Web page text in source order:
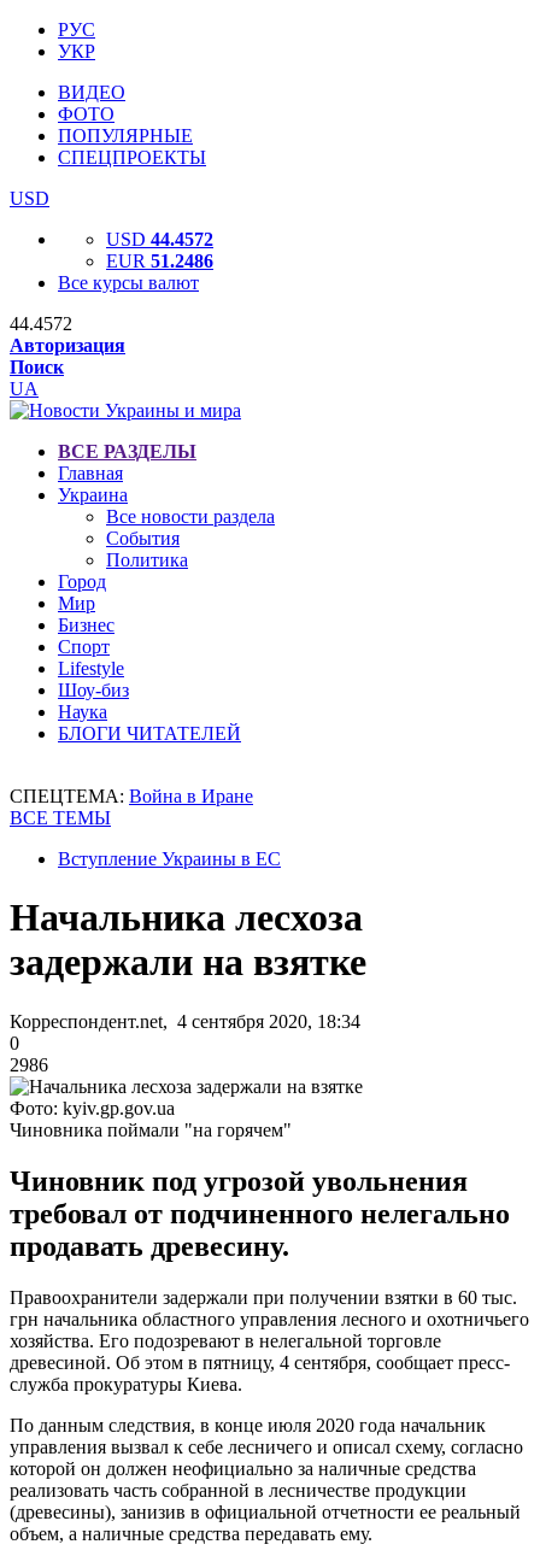
РУС
УКР
ВИДЕО
ФОТО
ПОПУЛЯРНЫЕ
СПЕЦПРОЕКТЫ
USD
USD 44.4572
EUR 51.2486
Все курсы валют
44.4572
Авторизация
Поиск
UA
ВСЕ РАЗДЕЛЫ
Главная
Украина
Все новости раздела
События
Политика
Город
Мир
Бизнес
Спорт
Lifestyle
Шоу-биз
Наука
БЛОГИ ЧИТАТЕЛЕЙ
СПЕЦТЕМА: Война в Иране
ВСЕ ТЕМЫ
Вступление Украины в ЕС
Начальника лесхоза
задержали на взятке
Корреспондент.net, 4 сентября 2020, 18:34
0
2986
Фото: kyiv.gp.gov.ua
Чиновника поймали "на горячем"
Чиновник под угрозой увольнения
требовал от подчиненного нелегально
продавать древесину.
Правоохранители задержали при получении взятки в 60 тыс.
грн начальника областного управления лесного и охотничьего
хозяйства. Его подозревают в нелегальной торговле
древесиной. Об этом в пятницу, 4 сентября, сообщает пресс-
служба прокуратуры Киева.
По данным следствия, в конце июля 2020 года начальник
управления вызвал к себе лесничего и описал схему, согласно
которой он должен неофициально за наличные средства
реализовать часть собранной в лесничестве продукции
(древесины), занизив в официальной отчетности ее реальный
объем, а наличные средства передавать ему.